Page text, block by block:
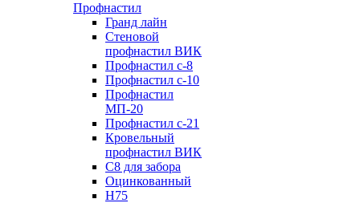
Профнастил
Гранд лайн
Стеновой
профнастил ВИК
Профнастил с-8
Профнастил с-10
Профнастил
МП-20
Профнастил с-21
Кровельный
профнастил ВИК
С8 для забора
Оцинкованный
Н75